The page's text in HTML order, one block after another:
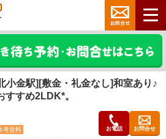
小金駅][敷金・礼金なし]和室あり♪
すすめ2LDK*。
考賃料 お電話 お問合せ